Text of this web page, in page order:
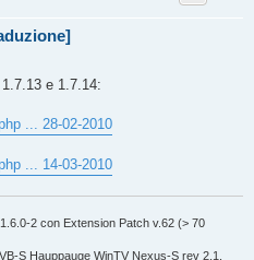
e 1.7.14:
... 28-02-2010
... 14-03-2010
2 con Extension Patch v.62 (> 70
S Hauppauge WinTV Nexus-S rev 2.1,